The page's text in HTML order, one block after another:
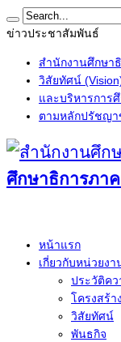
ข่าวประชาสัมพันธ์
สำนักงานศึกษา
วิสัยทัศน์
และบริหารการ
ตามหลักปรัชญา
ศึกษาธิการภา
หน้าแรก
เกี่ยวกับหน่วยงา
ประวัติคว
โครงสร้
วิสัยทัศน์
พันธกิจ